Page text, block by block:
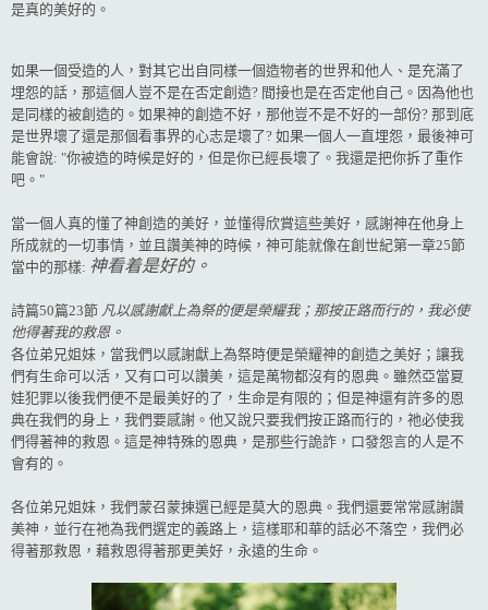
是真的美好的。
如果一個受造的人，對其它出自同樣一個造物者的世界和他人、是充滿了
埋怨的話，那這個人豈不是在否定創造? 間接也是在否定他自己。因為他也
是同樣的被創造的。如果神的創造不好，那他豈不是不好的一部份? 那到底
是世界壞了還是那個看事界的心志是壞了? 如果一個人一直埋怨，最後神可
能會說: "你被造的時候是好的，但是你已經長壞了。我還是把你拆了重作
吧。"
當一個人真的懂了神創造的美好，並懂得欣賞這些美好，感謝神在他身上
所成就的一切事情，並且讚美神的時候，神可能就像在創世紀第一章25節
當中的那樣: 神看着是好的。
詩篇50篇23節 凡以感謝獻上為祭的便是榮耀我；那按正路而行的，我必使
他得著我的救恩。
各位弟兄姐妹，當我們以感謝獻上為祭時便是榮耀神的創造之美好；讓我
們有生命可以活，又有口可以讚美，這是萬物都沒有的恩典。雖然亞當夏
娃犯罪以後我們便不是最美好的了，生命是有限的；但是神還有許多的恩
典在我們的身上，我們要感謝。他又說只要我們按正路而行的，祂必使我
們得著神的救恩。這是神特殊的恩典，是那些行詭詐，口發怨言的人是不
會有的。
各位弟兄姐妹，我們蒙召蒙揀選已經是莫大的恩典。我們還要常常感謝讚
美神，並行在祂為我們選定的義路上，這樣耶和華的話必不落空，我們必
得著那救恩，藉救恩得著那更美好，永遠的生命。